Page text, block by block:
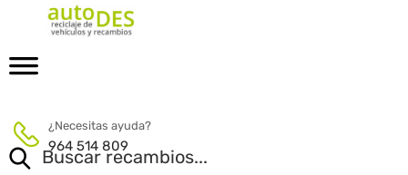
¿Necesitas ayuda?
964 514 809